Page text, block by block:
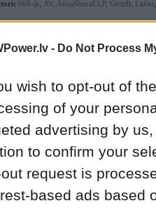
- Do Not Process
wish to opt-out of
of your
advertising by
to confirm your
request is
based ads based
968-jk AV AiwaShuraLLP, GirtzB Lafter
auto klubs un nav saistīts ar